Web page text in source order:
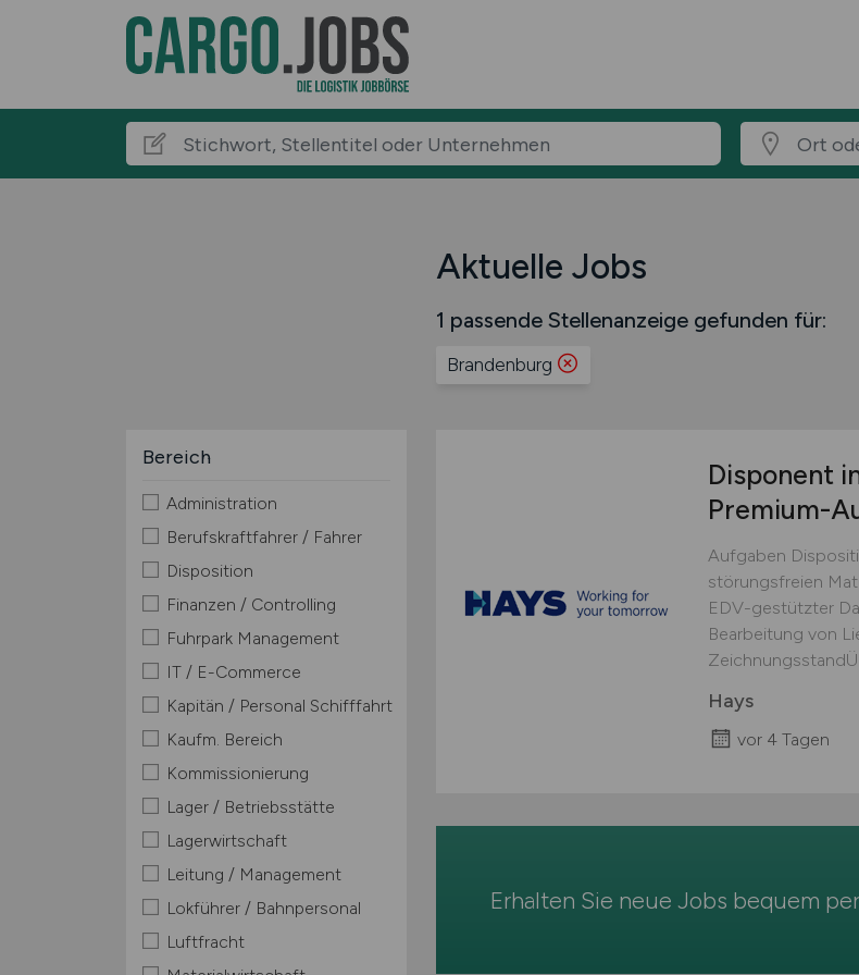
Aktuelle Jobs
1 passende Stellenanzeige gefunden für:
Brandenburg
Bereich
Administration
Berufskraftfahrer / Fahrer
Disposition
Finanzen / Controlling
Fuhrpark Management
IT / E-Commerce
Kapitän / Personal Schifffahrt
Kaufm. Bereich
Kommissionierung
Lager / Betriebsstätte
Lagerwirtschaft
Leitung / Management
Lokführer / Bahnpersonal
Luftfracht
Disponent
Premium-
Aufgaben
störungsfreien
EDV-gestützter
Bearbeitung von
Hays
vor 4 Tagen
Erhalten Sie neue Jobs bequem per